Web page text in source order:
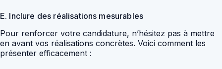
E. Inclure des réalisations mesurables
Pour renforcer votre candidature, n’hésitez pas à mettre
en avant vos réalisations concrètes. Voici comment les
présenter efficacement :